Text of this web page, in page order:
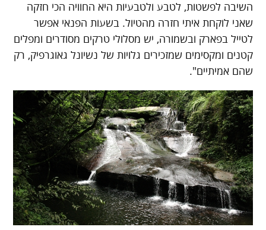
השיבה לפשטות, לטבע ולטבעיות היא החוויה הכי חזקה
שאני לוקחת איתי חזרה מהטיול. בשעות הפנאי אפשר
לטייל בפארק ובשמורה, יש מסלולי טרקים מסודרים ומפלים
קטנים ומקסימים שמזכירים גלויות של נשיונל גאוגרפיק, רק
שהם אמיתיים".